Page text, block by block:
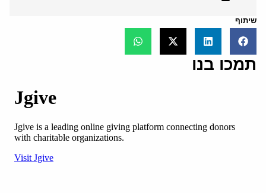
שיתוף
תמכו בנו